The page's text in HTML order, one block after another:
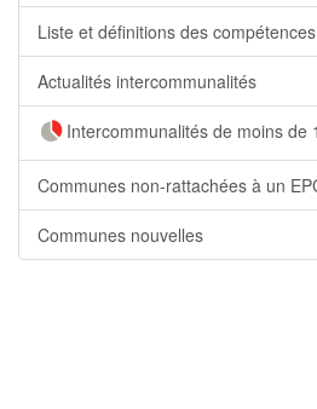
Liste et définitions des compétences
Actualités intercommunalités
Intercommunalités de moins de
Communes non-rattachées à un
Communes nouvelles